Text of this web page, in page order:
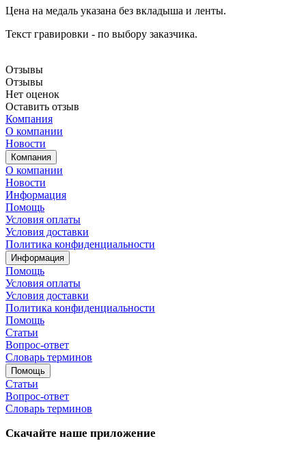
Цена на медаль указана без вкладыша и ленты.
Текст гравировки - по выбору заказчика.
Отзывы
Отзывы
Нет оценок
Оставить отзыв
Компания
О компании
Новости
Компания
О компании
Новости
Информация
Помощь
Условия оплаты
Условия доставки
Политика конфиденциальности
Информация
Помощь
Условия оплаты
Условия доставки
Политика конфиденциальности
Помощь
Статьи
Вопрос-ответ
Словарь терминов
Помощь
Статьи
Вопрос-ответ
Словарь терминов
Скачайте наше приложение